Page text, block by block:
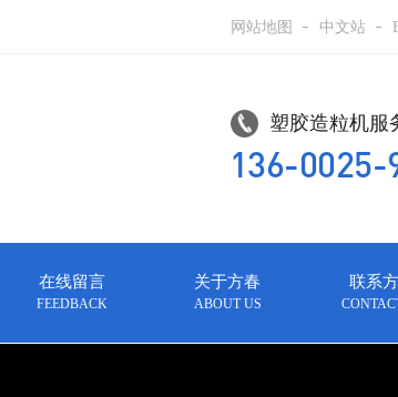
网站地图 中文站
塑胶造粒机服
136-0025-
在线留言
FEEDBACK
关于方春
ABOUT US
联系